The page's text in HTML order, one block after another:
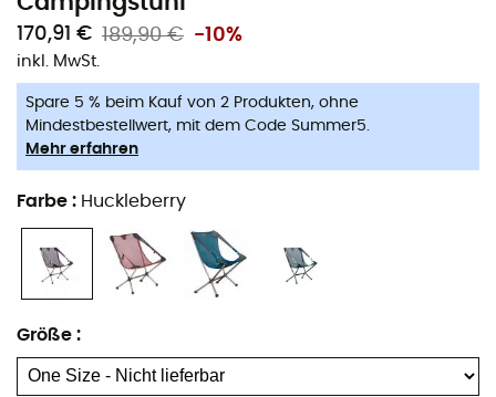
170,91 € 189,90 € -10%
inkl. MwSt.
Spare 5 % beim Kauf von 2 Produkten, ohne
Mindestbestellwert, mit dem Code Summer5.
Mehr erfahren
Farbe : Huckleberry
Größe :
Aluminiumrohre der Serie 7001 sind für eine
lebenslange Stabilität und Zuverlässigkeit
ausgelegt.
Das nahtlose Sitzdesign wird durch ein
maßgeschneidertes Mesh ermöglicht, das sich
besser an verschiedene Körperformen anpasst.
Intuitives Design mit Kordelrahmenkomponenten
und zufriedenstellenden Kugelgelenk-
Sitzbefestigungen.
Vertrauen und wirkt edel.
Jeder Rahmenpfosten hat einen einzigartigen